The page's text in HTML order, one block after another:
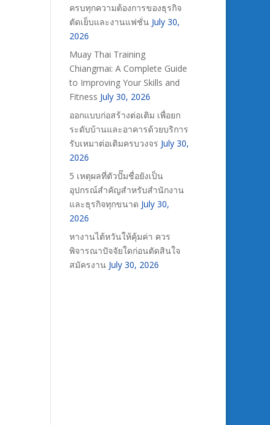
ครบทุกความต้องการของธุรกิจ
ตัดเย็บและงานแฟชั่น July 30,
2026
Muay Thai Training
Chiangmai: A Complete Guide
to Improving Your Skills and
Fitness July 30, 2026
ออกแบบก่อสร้างต่อเติม เพื่อยก
ระดับบ้านและอาคารด้วยบริการ
รับเหมาต่อเติมครบวงจร July 30,
2026
5 เหตุผลที่ตัวปั๊มชื่อยังเป็น
อุปกรณ์สำคัญสำหรับสำนักงาน
และธุรกิจทุกขนาด July 30,
2026
หางานไต้หวันให้คุ้มค่า ควร
พิจารณาปัจจัยใดก่อนตัดสินใจ
สมัครงาน July 30, 2026